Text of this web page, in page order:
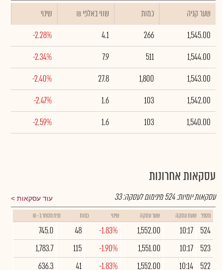
שער קניה כמות ₪ שווי באלפי
שינוי
1,545.00
266
4.1
-2.28%
1,544.00
511
7.9
-2.34%
1,543.00
1,800
27.8
-2.40%
1,542.00
103
1.6
-2.47%
1,540.00
103
1.6
-2.59%
עסקאות אחרונות
עוד עסקאות עסקאות יומיות:524מינימום לעסקה:33
מספר שעת עסקה שער עסקה שינוי כמות נפח מסחר ב- ₪
524
10:17
1,552.00
-1.83%
48
745.0
523
10:17
1,551.00
-1.90%
115
1,783.7
522
10:14
1,552.00
-1.83%
41
636.3